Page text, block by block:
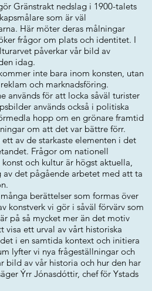
Gränstrakt nedslag i 1900-talets
som är väl
Här möter deras målningar
frågor om plats och identitet. I
påverkar vår bild av
idag.
inte bara inom konsten, utan
och marknadsföring.
används för att locka såväl turister
används också i politiska
hopp om en grönare framtid
om att det var bättre förr.
av de starkaste elementen i det
Frågor om nationell
och kultur är högst aktuella,
det pågående arbetet med att ta
berättelser som formas över
konstverk vi gör i såväl förvärv som
på så mycket mer än det motiv
visa ett urval av vårt historiska
i en samtida kontext och initiera
lyfter vi nya frågeställningar och
bild av vår historia och hur den har
Ýrr Jónasdóttir, chef för Ystads